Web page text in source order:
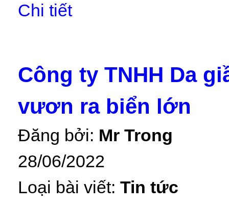
Chi tiết
Công ty TNHH Da
vươn ra biển lớn
Đăng bởi: Mr Trong
28/06/2022
Loại bài viết: Tin tức